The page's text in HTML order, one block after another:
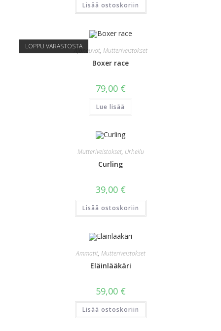
Lisää ostoskoriin
LOPPU VARASTOSTAAjoneuvot, Mutteriveistokset
Boxer race
79,00 €
Lue lisää
Mutteriveistokset, Urheilu
Curling
39,00 €
Lisää ostoskoriin
Ammatit, Mutteriveistokset
Eläinlääkäri
59,00 €
Lisää ostoskoriin